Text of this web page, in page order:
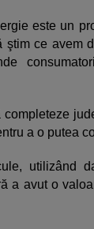
este un
ce avem
completeze
a o putea
utilizând
a avut o